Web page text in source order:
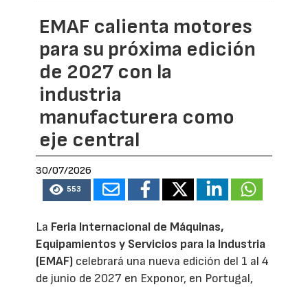
EMAF calienta motores
para su próxima edición
de 2027 con la
industria
manufacturera como
eje central
30/07/2026
553
La Feria Internacional de Máquinas,
Equipamientos y Servicios para la Industria
(EMAF) celebrará una nueva edición del 1 al 4
de junio de 2027 en Exponor, en Portugal,